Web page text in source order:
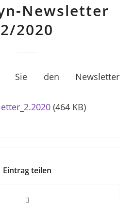
Newsletter
2/2020
Sie den Newsletter
(464 KB)
Eintrag teilen